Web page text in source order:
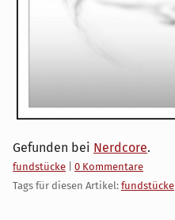
Gefunden bei Nerdcore.
Kategorien:
fundstücke
0 Kommentare
Tags für diesen Artikel: fundstücke